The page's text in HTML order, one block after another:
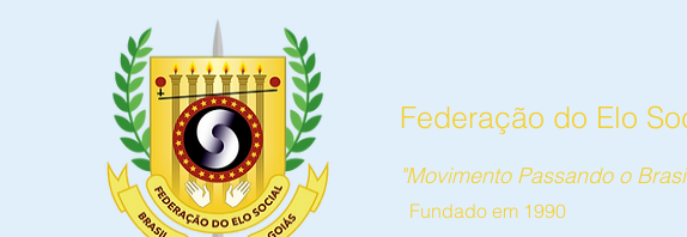
Federação do Elo
"Movimento Passando o
Fundado em 1990